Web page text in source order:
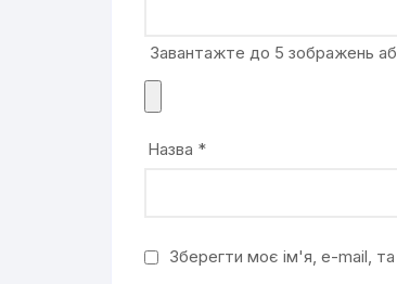
Завантажте до 5 зображень
Назва *
Зберегти моє ім'я, e-mail,